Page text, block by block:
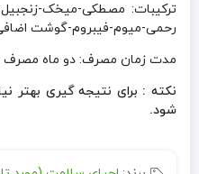
ترکیبات: مصطکی-میخک-
رحمی-میوم-فیبروم-گوشت
مدت زمان مصرف: دو ماه مصرف
نکته : برای نتیجه گیری بهتر
شود.